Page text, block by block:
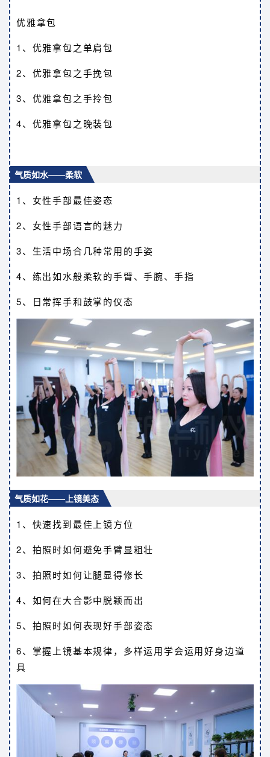
优雅拿包
1、优雅拿包之单肩包
2、优雅拿包之手挽包
3、优雅拿包之手拎包
4、优雅拿包之晚装包
气质如水——柔软
1、女性手部最佳姿态
2、女性手部语言的魅力
3、生活中场合几种常用的手姿
4、练出如水般柔软的手臂、手腕、手指
5、日常挥手和鼓掌的仪态
气质如花——上镜美态
1、快速找到最佳上镜方位
2、拍照时如何避免手臂显粗壮
3、拍照时如何让腿显得修长
4、如何在大合影中脱颖而出
5、拍照时如何表现好手部姿态
6、掌握上镜基本规律，多样运用学会运用好身边道
具